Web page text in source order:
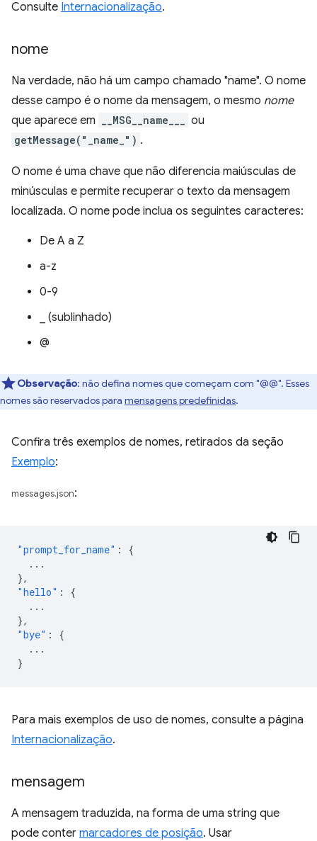
Consulte Internacionalização.
nome
Na verdade, não há um campo chamado "name". O nome
desse campo é o nome da mensagem, o mesmo nome
que aparece em
__MSG__name___ ou
getMessage("_name_") .
O nome é uma chave que não diferencia maiúsculas de
minúsculas e permite recuperar o texto da mensagem
localizada. O nome pode inclua os seguintes caracteres:
De A a Z
a-z
0-9
_ (sublinhado)
@
Observação: não defina nomes que começam com "@@". Esses
nomes são reservados para mensagens predefinidas.
Confira três exemplos de nomes, retirados da seção
Exemplo:
messages.json:
"prompt_for_name" :
{
...
},
"hello" :
{
...
},
"bye" :
{
...
}
Para mais exemplos de uso de nomes, consulte a página
Internacionalização.
mensagem
A mensagem traduzida, na forma de uma string que
pode conter marcadores de posição. Usar